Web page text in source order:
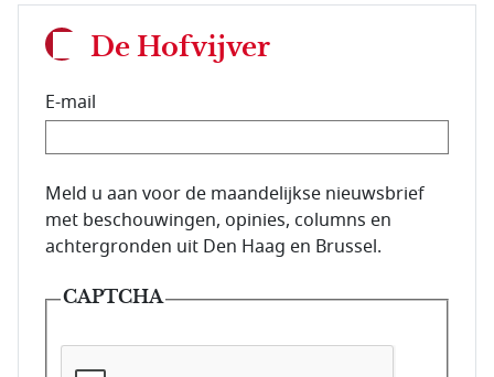
De Hofvijver
E-mail
E-mailadres van de abonnee.
Meld u aan voor de maandelijkse nieuwsbrief
met beschouwingen, opinies, columns en
achtergronden uit Den Haag en Brussel.
CAPTCHA